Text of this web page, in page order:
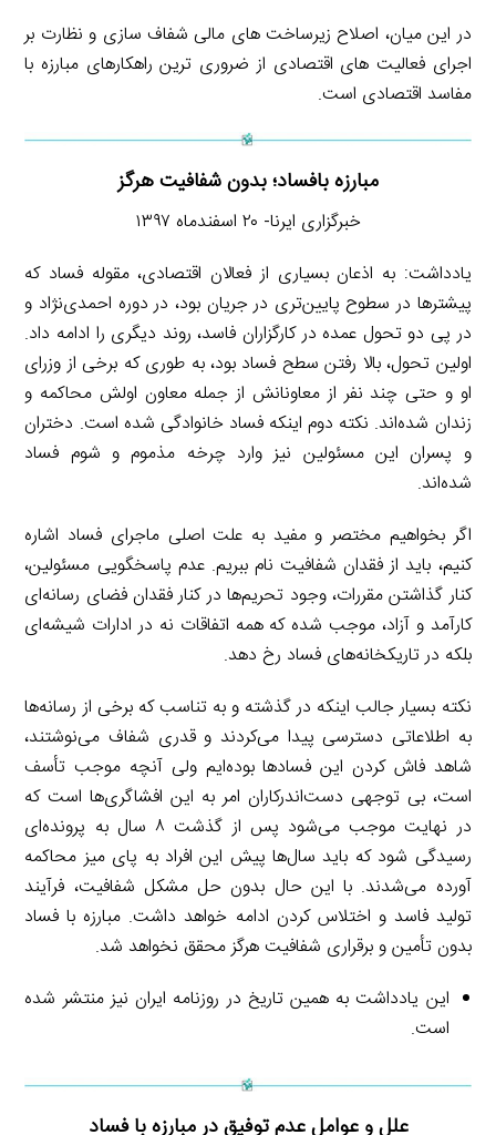
در این میان، اصلاح زیرساخت های مالی شفاف سازی و نظارت بر
اجرای فعالیت های اقتصادی از ضروری ترین راهکارهای مبارزه با
مفاسد اقتصادی است.
مبارزه بافساد؛ بدون شفافیت هرگز
خبرگزاری ایرنا- ۲۰ اسفندماه ۱۳۹۷
یادداشت: به اذعان بسیاری از فعالان اقتصادی، مقوله فساد که
پیشترها در سطوح پایین‌تری در جریان بود، در دوره احمدی‌نژاد و
در پی دو تحول عمده در کارگزاران فاسد، روند دیگری را ادامه داد.
اولین تحول، بالا رفتن سطح فساد بود، به طوری که برخی از وزرای
او و حتی چند نفر از معاونانش از جمله معاون اولش محاکمه و
زندان شده‌اند. نکته دوم اینکه فساد خانوادگی شده است. دختران
و پسران این مسئولین نیز وارد چرخه مذموم و شوم فساد
شده‌اند.
اگر بخواهیم مختصر و مفید به علت اصلی ماجرای فساد اشاره
کنیم، باید از فقدان شفافیت نام ببریم. عدم پاسخگویی مسئولین،
کنار گذاشتن مقررات، وجود تحریم‌ها در کنار فقدان فضای رسانه‌ای
کارآمد و آزاد، موجب شده که همه اتفاقات نه در ادارات شیشه‌ای
بلکه در تاریکخانه‌های فساد رخ دهد.
نکته بسیار جالب اینکه در گذشته و به تناسب که برخی از رسانه‌ها
به اطلاعاتی دسترسی پیدا می‌کردند و قدری شفاف می‌نوشتند،
شاهد فاش کردن این فسادها بوده‌ایم ولی آنچه موجب تأسف
است، بی توجهی دست‌اندرکاران امر به این افشاگری‌ها است که
در نهایت موجب می‌شود پس از گذشت ۸ سال به پرونده‌ای
رسیدگی شود که باید سال‌ها پیش این افراد به پای میز محاکمه
آورده می‌شدند. با این حال بدون حل مشکل شفافیت، فرآیند
تولید فاسد و اختلاس کردن ادامه خواهد داشت. مبارزه با فساد
بدون تأمین و برقراری شفافیت هرگز محقق نخواهد شد.
این یادداشت به همین تاریخ در روزنامه ایران نیز منتشر شده
است.
علل و عوامل عدم توفیق در مبارزه با فساد